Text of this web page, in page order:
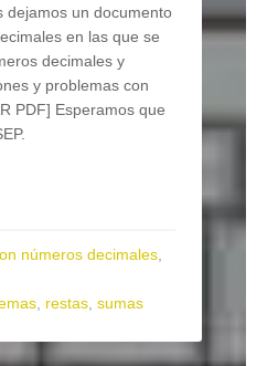
dejamos un documento
en las que se
decimales y
y problemas con
PDF] Esperamos que
números decimales,
, restas, sumas